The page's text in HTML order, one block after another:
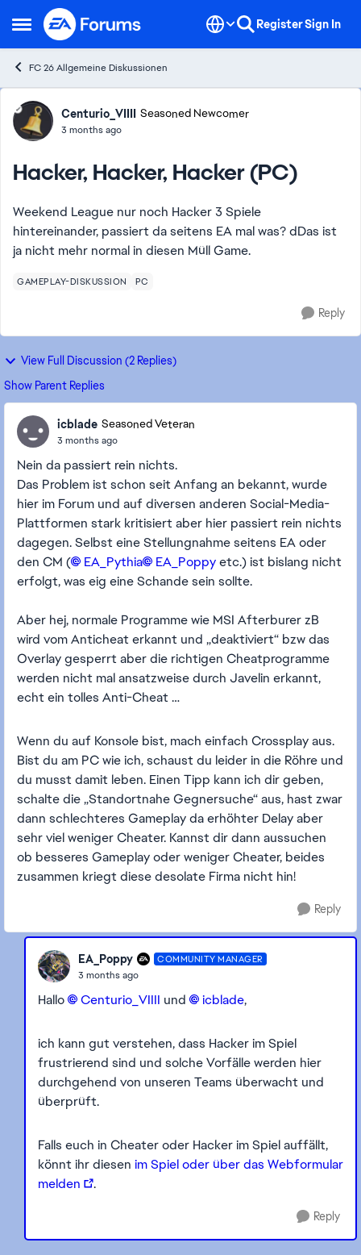
Open Side Menu
Skip to content RegisterSign In
FC 26 Allgemeine Diskussionen
Forum Discussion
Centurio_VIIII Seasoned Newcomer
3 months ago
Hacker, Hacker, Hacker (PC)
Weekend League nur noch Hacker 3 Spiele
hintereinander, passiert da seitens EA mal was? dDas ist
ja nicht mehr normal in diesen Müll Game.
GAMEPLAY-DISKUSSION PC
Reply
View Full Discussion (2 Replies)
Show Parent Replies
icblade Seasoned Veteran
3 months ago
Nein da passiert rein nichts.
Das Problem ist schon seit Anfang an bekannt, wurde
hier im Forum und auf diversen anderen Social-Media-
Plattformen stark kritisiert aber hier passiert rein nichts
dagegen. Selbst eine Stellungnahme seitens EA oder
den CM (
EA_Pythia​ EA_Poppy​etc.) ist bislang nicht
erfolgt, was eig eine Schande sein sollte.
Aber hej, normale Programme wie MSI Afterburer zB
wird vom Anticheat erkannt und „deaktiviert“ bzw das
Overlay gesperrt aber die richtigen Cheatprogramme
werden nicht mal ansatzweise durch Javelin erkannt,
echt ein tolles Anti-Cheat …
Wenn du auf Konsole bist, mach einfach Crossplay aus.
Bist du am PC wie ich, schaust du leider in die Röhre und
du musst damit leben. Einen Tipp kann ich dir geben,
schalte die „Standortnahe Gegnersuche“ aus, hast zwar
dann schlechteres Gameplay da erhöhter Delay aber
sehr viel weniger Cheater. Kannst dir dann aussuchen
ob besseres Gameplay oder weniger Cheater, beides
zusammen kriegt diese desolate Firma nicht hin!
Reply
EA_Poppy COMMUNITY MANAGER
3 months ago
Hallo Centurio_VIIII​ und icblade​,
ich kann gut verstehen, dass Hacker im Spiel
frustrierend sind und solche Vorfälle werden hier
durchgehend von unseren Teams überwacht und
überprüft.
Falls euch in Cheater oder Hacker im Spiel auffällt,
könnt ihr diesen im Spiel oder über das Webformular
melden
.
Reply